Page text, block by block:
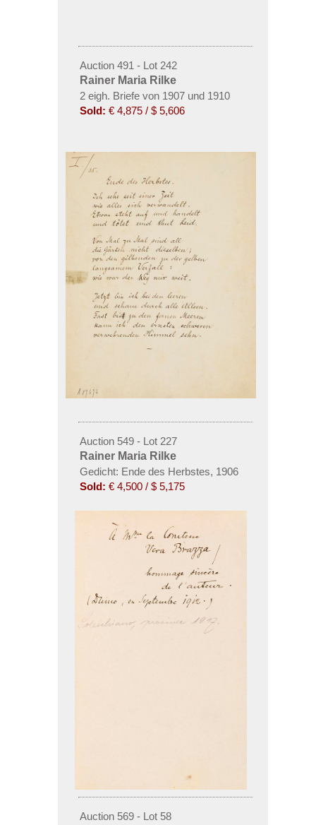
Auction 491 - Lot 242
Rainer Maria Rilke
2 eigh. Briefe von 1907 und 1910
Sold: € 4,875 / $ 5,606
Auction 549 - Lot 227
Rainer Maria Rilke
Gedicht: Ende des Herbstes, 1906
Sold: € 4,500 / $ 5,175
Auction 569 - Lot 58